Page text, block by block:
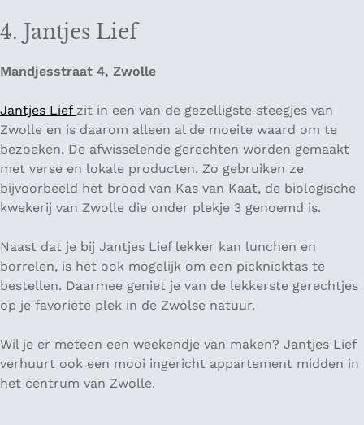
4. Jantjes Lief
Mandjesstraat 4, Zwolle
Jantjes Lief zit in een van de gezelligste steegjes van
Zwolle en is daarom alleen al de moeite waard om te
bezoeken. De afwisselende gerechten worden gemaakt
met verse en lokale producten. Zo gebruiken ze
bijvoorbeeld het brood van Kas van Kaat, de biologische
kwekerij van Zwolle die onder plekje 3 genoemd is.
Naast dat je bij Jantjes Lief lekker kan lunchen en
borrelen, is het ook mogelijk om een picknicktas te
bestellen. Daarmee geniet je van de lekkerste gerechtjes
op je favoriete plek in de Zwolse natuur.
Wil je er meteen een weekendje van maken? Jantjes Lief
verhuurt ook een mooi ingericht appartement midden in
het centrum van Zwolle.